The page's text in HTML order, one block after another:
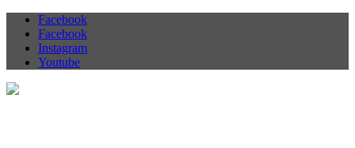
Facebook
Facebook
Instagram
Youtube